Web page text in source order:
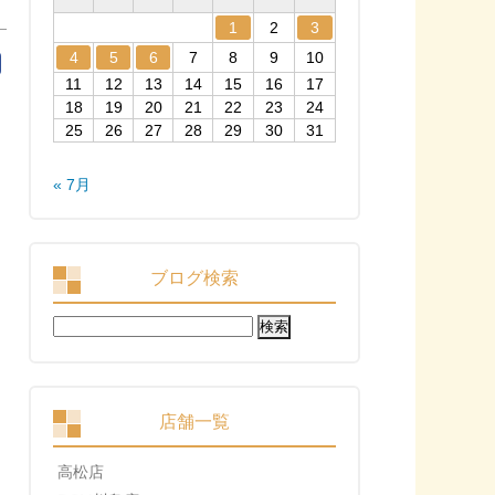
1 2
3
4
5 6 7 8 9
10
11
12 13 14 15 16
17
18
19 20 21 22 23
24
25
26 27 28 29 30 31
« 7月
ブログ検索
検
索:
店舗一覧
高松店